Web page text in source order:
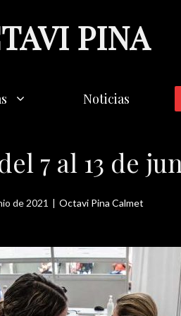
PINA
Noticias
7 al 13 de
de 2021 | Octavi Pina Calmet